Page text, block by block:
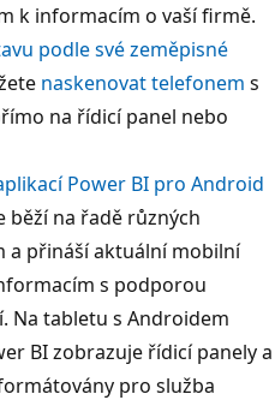
k informacím o vaší firmě.
podle své zeměpisné
naskenovat telefonem s
na řídicí panel nebo
Power BI pro Android
běží na řadě různých
a přináší aktuální mobilní
s podporou
Na tabletu s Androidem
BI zobrazuje řídicí panely a
pro služba